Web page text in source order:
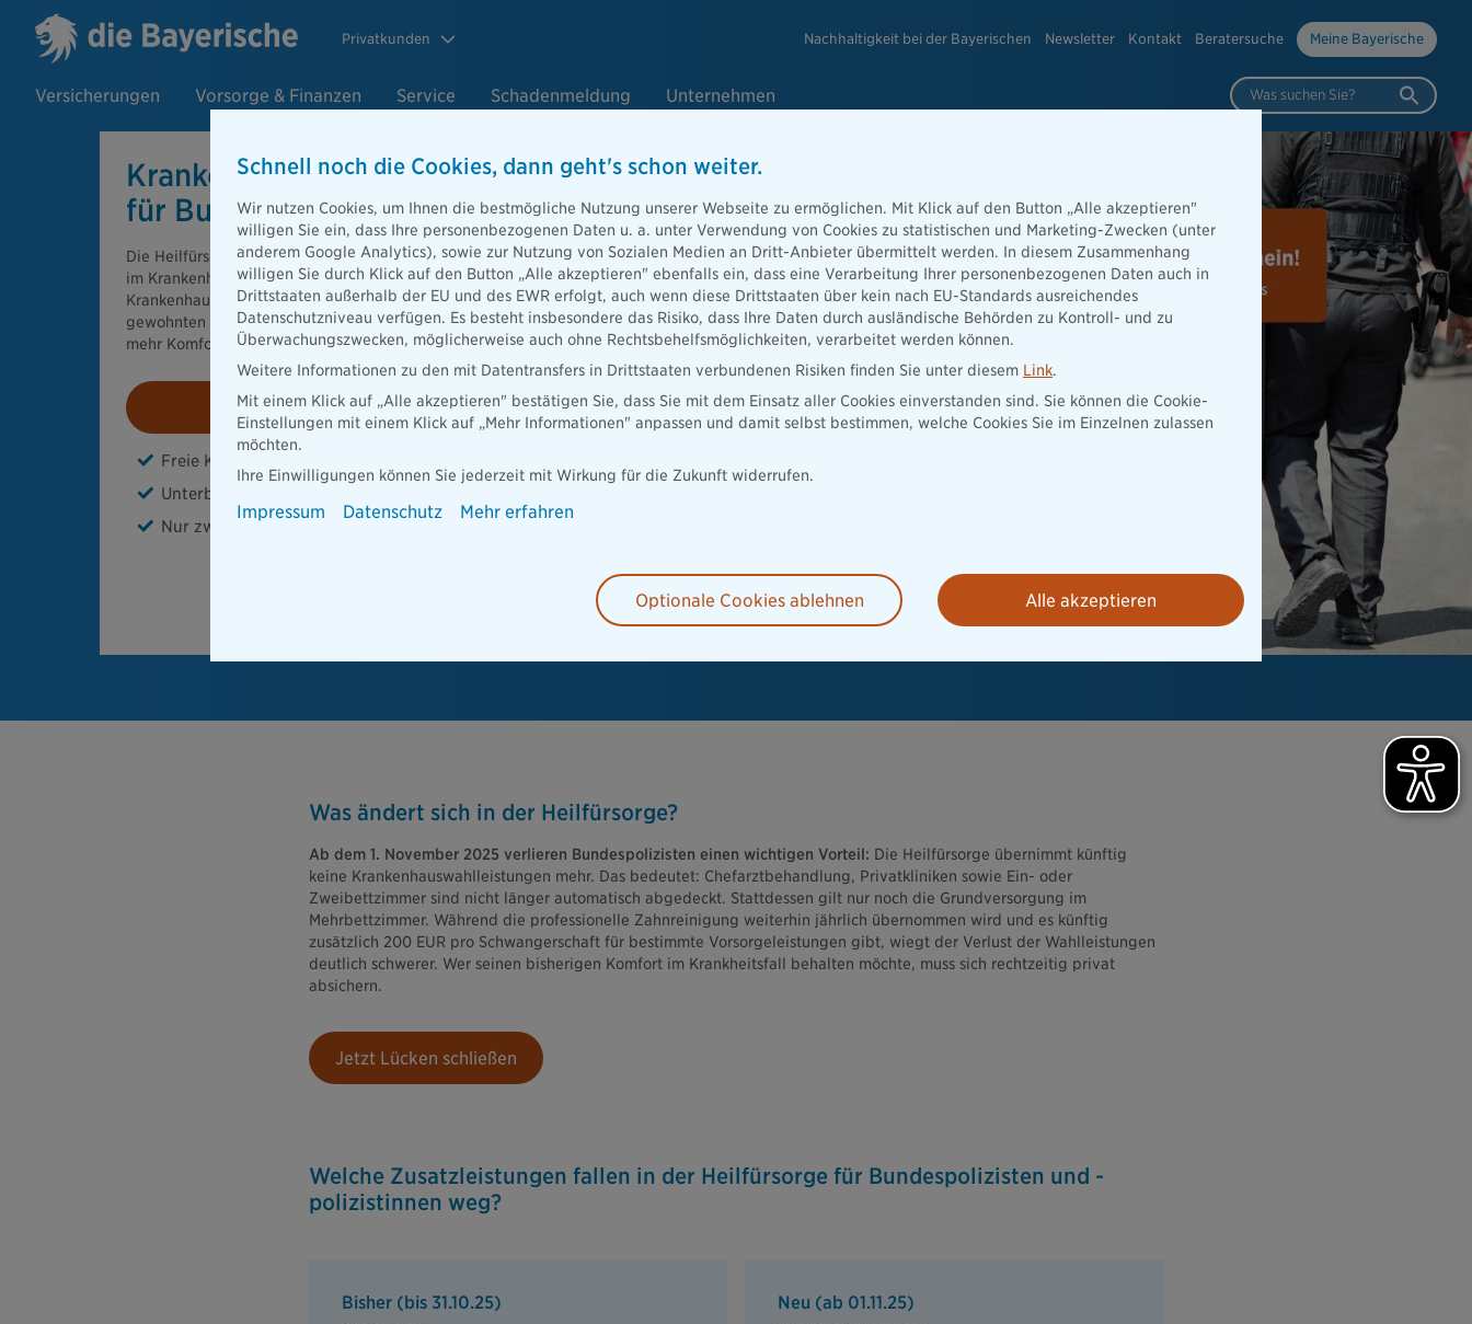
Privatkunden Nachhaltigkeit bei der Bayerischen Newsletter Kontakt Beratersuche Meine Bayerische
Versicherungen Vorsorge & Finanzen Service Schadenmeldung Unternehmen Was suchen Sie?
Krankenhauszusatz­versicherung
für Bundespolizisten
Die Heilfürsorge der Bundespolizei ändert sich. Wahlleistungen
im Krankenhaus fallen weg. Mit unserer
Krankenhauszusatzversicherung genießen Sie nicht nur den
gewohnten Schutz, sondern erhalten im Ernstfall sogar noch
mehr Komfort und Wahlfreiheit.
Beitrag berechnen
Freie Krankenhauswahl
Unterbringung im Ein- oder Zweibettzimmer
Nur zwei Gesundheitsfragen
Was ändert sich in der Heilfürsorge?
Ab dem 1. November 2025 verlieren Bundespolizisten einen wichtigen Vorteil: Die Heilfürsorge übernimmt künftig
keine Krankenhauswahlleistungen mehr. Das bedeutet: Chefarztbehandlung, Privatkliniken sowie Ein- oder
Zweibettzimmer sind nicht länger automatisch abgedeckt. Stattdessen gilt nur noch die Grundversorgung im
Mehrbettzimmer. Während die professionelle Zahnreinigung weiterhin jährlich übernommen wird und es künftig
zusätzlich 200 EUR pro Schwangerschaft für bestimmte Vorsorgeleistungen gibt, wiegt der Verlust der Wahlleistungen
deutlich schwerer. Wer seinen bisherigen Komfort im Krankheitsfall behalten möchte, muss sich rechtzeitig privat
absichern.
Jetzt Lücken schließen
Welche Zusatzleistungen fallen in der Heilfürsorge für Bundespolizisten und -
polizistinnen weg?
Bisher (bis 31.10.25) Neu (ab 01.11.25)
Schnell noch die Cookies, dann geht's schon weiter.
Wir nutzen Cookies, um Ihnen die bestmögliche Nutzung unserer Webseite zu ermöglichen. Mit Klick auf den Button „Alle akzeptieren"
willigen Sie ein, dass Ihre personenbezogenen Daten u. a. unter Verwendung von Cookies zu statistischen und Marketing-Zwecken (unter
anderem Google Analytics), sowie zur Nutzung von Sozialen Medien an Dritt-Anbieter übermittelt werden. In diesem Zusammenhang
willigen Sie durch Klick auf den Button „Alle akzeptieren" ebenfalls ein, dass eine Verarbeitung Ihrer personenbezogenen Daten auch in
Drittstaaten außerhalb der EU und des EWR erfolgt, auch wenn diese Drittstaaten über kein nach EU-Standards ausreichendes
Datenschutzniveau verfügen. Es besteht insbesondere das Risiko, dass Ihre Daten durch ausländische Behörden zu Kontroll- und zu
Überwachungszwecken, möglicherweise auch ohne Rechtsbehelfsmöglichkeiten, verarbeitet werden können.
Weitere Informationen zu den mit Datentransfers in Drittstaaten verbundenen Risiken finden Sie unter diesem Link.
Mit einem Klick auf „Alle akzeptieren" bestätigen Sie, dass Sie mit dem Einsatz aller Cookies einverstanden sind. Sie können die Cookie-
Einstellungen mit einem Klick auf „Mehr Informationen" anpassen und damit selbst bestimmen, welche Cookies Sie im Einzelnen zulassen
möchten.
Ihre Einwilligungen können Sie jederzeit mit Wirkung für die Zukunft widerrufen.
Impressum Datenschutz Mehr erfahren
Optionale Cookies ablehnen Alle akzeptieren